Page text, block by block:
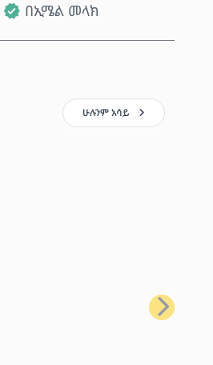
በኢሜል መላክ
ሁሉንም አሳይ
ቀጣይ